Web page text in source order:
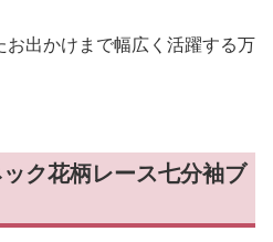
出かけまで幅広く活躍する万
ク花柄レース七分袖ブ